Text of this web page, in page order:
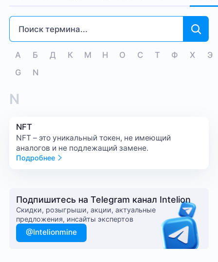
А Б Д К М Н О С Т Ф Х
Э
G
N
N
NFT
NFT – это уникальный токен, не имеющий
аналогов и не подлежащий замене.
Подробнее
Подпишитесь на Telegram канал Intelion
Cкидки, розыгрыши, акции, актуальные
предложения, инсайты экспертов
@Intelionmine